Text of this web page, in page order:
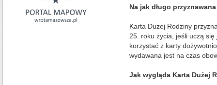
Na jak długo
Karta Dużej Rodziny
25. roku życia, jeśli uczą
korzystać z karty
wydawana jest na czas
Jak wygląda Karta Dużej